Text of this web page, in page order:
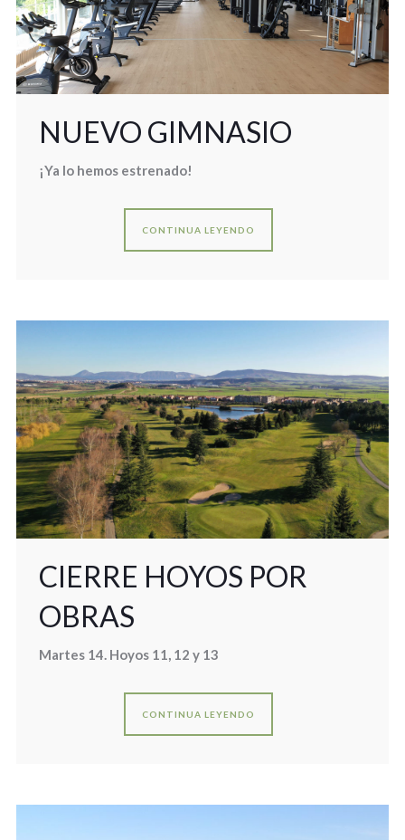
NUEVO GIMNASIO
¡Ya lo hemos estrenado!
CONTINUA LEYENDO
CIERRE HOYOS POR
OBRAS
Martes 14. Hoyos 11, 12 y 13
CONTINUA LEYENDO